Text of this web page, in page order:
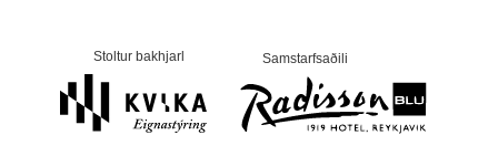
Stoltur bakhjarl Samstarfsaðili